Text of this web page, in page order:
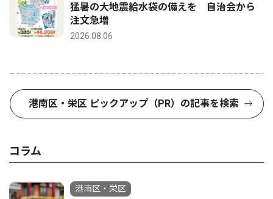
猛暑の大地震給水袋の備えを 自治会から
注文急増
2026.08.06
港南区・栄区 ピックアップ（PR）の記事を検索
コラム
港南区・栄区